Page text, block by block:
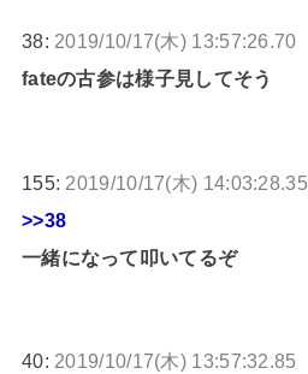
38: 2019/10/17(木) 13:57:26.70
fateの古参は様子見してそう
155: 2019/10/17(木) 14:03:28.35
>>38
一緒になって叩いてるぞ
40: 2019/10/17(木) 13:57:32.85